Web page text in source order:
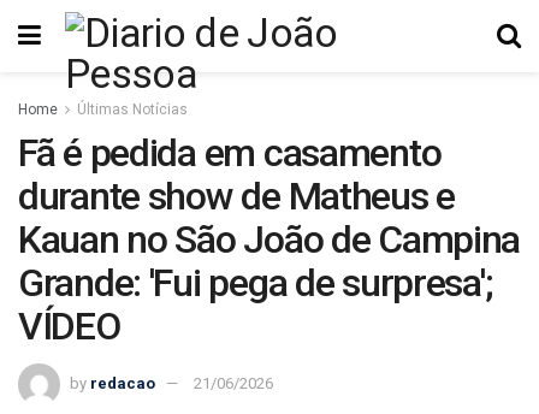
Home Últimas Notícias
Fã é pedida em casamento
durante show de Matheus e
Kauan no São João de Campina
Grande: 'Fui pega de surpresa';
VÍDEO
by redacao 21/06/2026